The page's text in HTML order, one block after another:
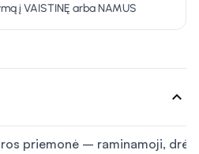
į VAISTINĘ arba NAMUS
expand_more
priemonė – raminamoji,